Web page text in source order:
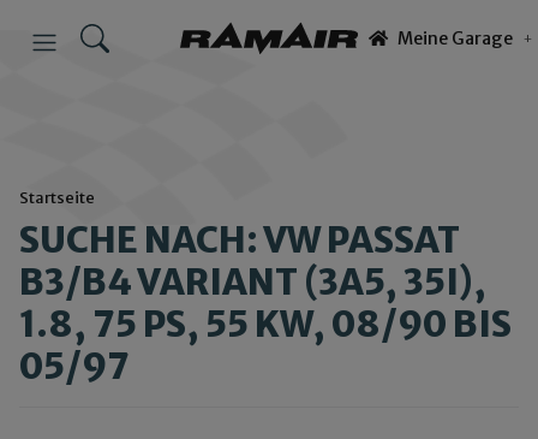
Meine Garage
Startseite
SUCHE NACH: VW PASSAT
B3/B4 VARIANT (3A5, 35I),
1.8, 75 PS, 55 KW, 08/90 BIS
05/97